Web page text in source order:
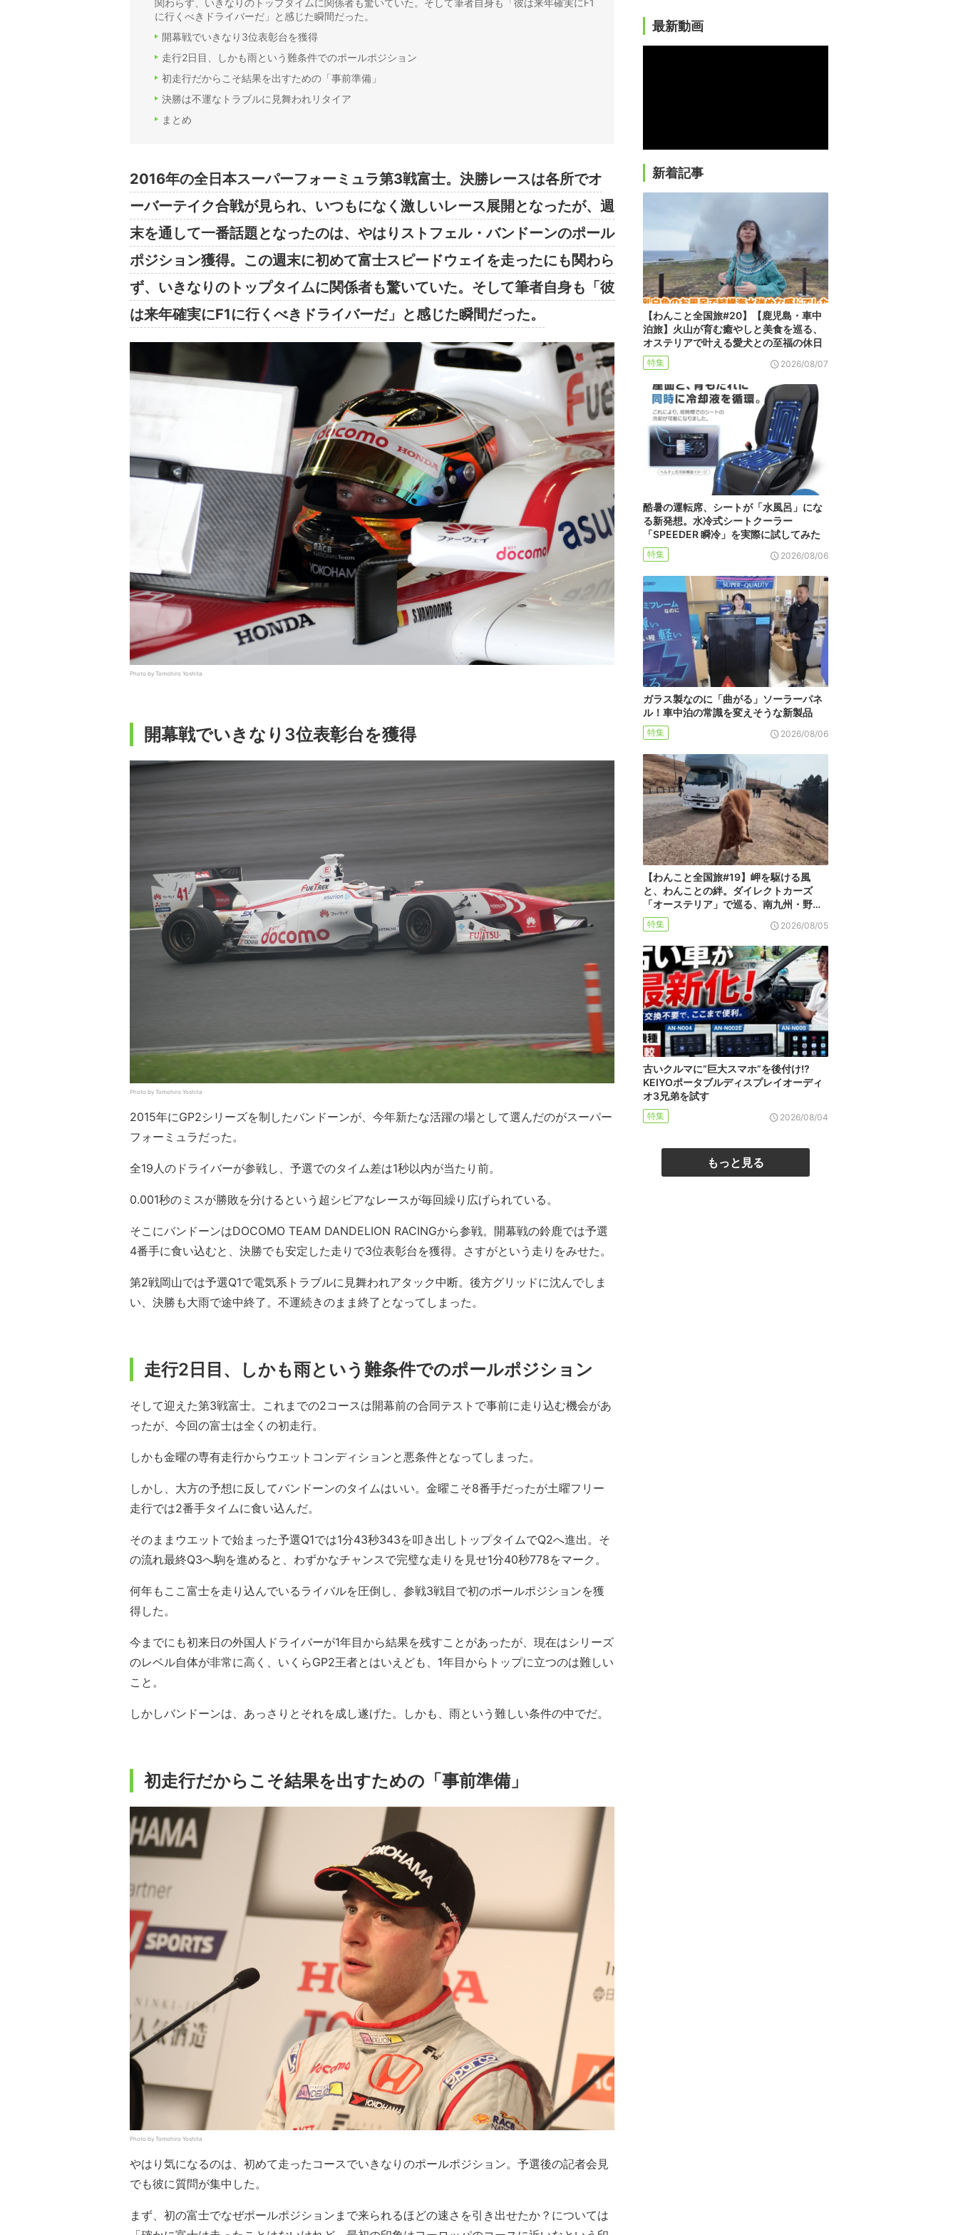
関わらず、いきなりのトップタイムに関係者も驚いていた。そして筆者自身も「彼は来年確実にF1
に行くべきドライバーだ」と感じた瞬間だった。
開幕戦でいきなり3位表彰台を獲得
走行2日目、しかも雨という難条件でのポールポジション
初走行だからこそ結果を出すための「事前準備」
決勝は不運なトラブルに見舞われリタイア
まとめ
2016年の全日本スーパーフォーミュラ第3戦富士。決勝レースは各所でオ
ーバーテイク合戦が見られ、いつもになく激しいレース展開となったが、週
末を通して一番話題となったのは、やはりストフェル・バンドーンのポール
ポジション獲得。この週末に初めて富士スピードウェイを走ったにも関わら
ず、いきなりのトップタイムに関係者も驚いていた。そして筆者自身も「彼
は来年確実にF1に行くべきドライバーだ」と感じた瞬間だった。
Photo by Tomohiro Yoshita
開幕戦でいきなり3位表彰台を獲得
Photo by Tomohiro Yoshita
2015年にGP2シリーズを制したバンドーンが、今年新たな活躍の場として選んだのがスーパー
フォーミュラだった。
全19人のドライバーが参戦し、予選でのタイム差は1秒以内が当たり前。
0.001秒のミスが勝敗を分けるという超シビアなレースが毎回繰り広げられている。
そこにバンドーンはDOCOMO TEAM DANDELION RACINGから参戦。開幕戦の鈴鹿では予選
4番手に食い込むと、決勝でも安定した走りで3位表彰台を獲得。さすがという走りをみせた。
第2戦岡山では予選Q1で電気系トラブルに見舞われアタック中断。後方グリッドに沈んでしま
い、決勝も大雨で途中終了。不運続きのまま終了となってしまった。
走行2日目、しかも雨という難条件でのポールポジション
そして迎えた第3戦富士。これまでの2コースは開幕前の合同テストで事前に走り込む機会があ
ったが、今回の富士は全くの初走行。
しかも金曜の専有走行からウエットコンディションと悪条件となってしまった。
しかし、大方の予想に反してバンドーンのタイムはいい。金曜こそ8番手だったが土曜フリー
走行では2番手タイムに食い込んだ。
そのままウエットで始まった予選Q1では1分43秒343を叩き出しトップタイムでQ2へ進出。そ
の流れ最終Q3へ駒を進めると、わずかなチャンスで完璧な走りを見せ1分40秒778をマーク。
何年もここ富士を走り込んでいるライバルを圧倒し、参戦3戦目で初のポールポジションを獲
得した。
今までにも初来日の外国人ドライバーが1年目から結果を残すことがあったが、現在はシリーズ
のレベル自体が非常に高く、いくらGP2王者とはいえども、1年目からトップに立つのは難しい
こと。
しかしバンドーンは、あっさりとそれを成し遂げた。しかも、雨という難しい条件の中でだ。
初走行だからこそ結果を出すための「事前準備」
Photo by Tomohiro Yoshita
やはり気になるのは、初めて走ったコースでいきなりのポールポジション。予選後の記者会見
でも彼に質問が集中した。
まず、初の富士でなぜポールポジションまで来られるほどの速さを引き出せたか？については
最新動画
新着記事
【わんこと全国旅#20】【鹿児島・車中
泊旅】火山が育む癒やしと美食を巡る、
オステリアで叶える愛犬との至福の休日
特集 2026/08/07
酷暑の運転席、シートが「水風呂」にな
る新発想。水冷式シートクーラー
「SPEEDER 瞬冷」を実際に試してみた
特集 2026/08/06
ガラス製なのに「曲がる」ソーラーパネ
ル！車中泊の常識を変えそうな新製品
特集 2026/08/06
【わんこと全国旅#19】岬を駆ける風
と、わんことの絆。ダイレクトカーズ
「オーステリア」で巡る、南九州・野…
特集 2026/08/05
古いクルマに“巨大スマホ”を後付け!?
KEIYOポータブルディスプレイオーディ
オ3兄弟を試す
特集 2026/08/04
もっと見る